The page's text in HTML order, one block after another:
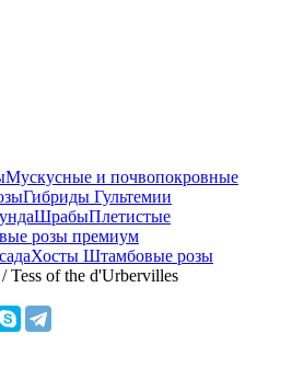
Мускусные и почвопокровные
Гибриды Гультемии
ШрабыПлетистые
розы премиум
Хосты Штамбовые розы
Tess of the d'Urbervilles